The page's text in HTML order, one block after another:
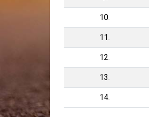
10.
11.
12.
13.
14.